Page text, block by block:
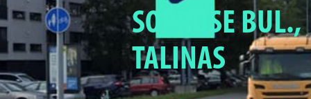
SOPRUSE BUL.,
TALINAS